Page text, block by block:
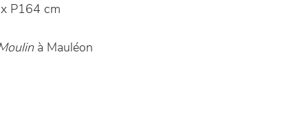
P164 cm
à Mauléon